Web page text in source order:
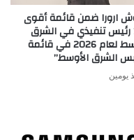
ارورا ضمن قائمة أقوى
100 رئيس تنفيذي في الشرق
الأوسط لعام 2026 في قائمة
الشرق الأوسط”
يومين